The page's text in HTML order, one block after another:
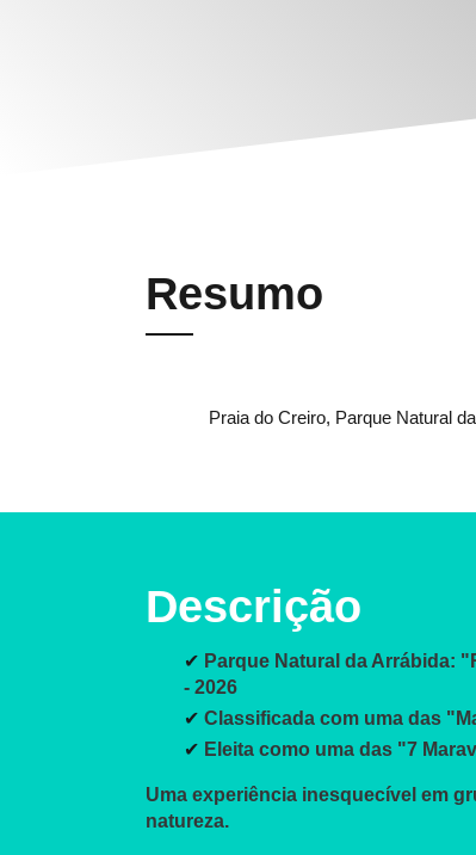
Resumo
Praia do Creiro, Parque Natural
Descrição
✔ Parque Natural da Arrábida:
- 2026
✔ Classificada com uma das
✔ Eleita como uma das "7
Uma experiência inesquecível em
natureza.